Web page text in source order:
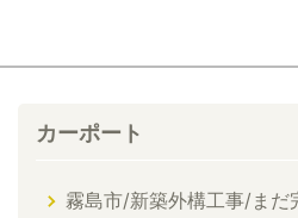
カーポート
霧島市/新築外構工事/まだ